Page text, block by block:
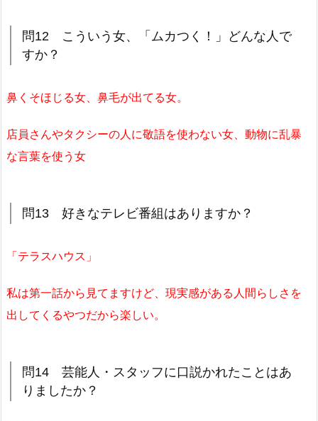
問12 こういう女、「ムカつく！」どんな人で
すか？
鼻くそほじる女、鼻毛が出てる女。
店員さんやタクシーの人に敬語を使わない女、動物に乱暴
な言葉を使う女
問13 好きなテレビ番組はありますか？
「テラスハウス」
私は第一話から見てますけど、現実感がある人間らしさを
出してくるやつだから楽しい。
問14 芸能人・スタッフに口説かれたことはあ
りましたか？